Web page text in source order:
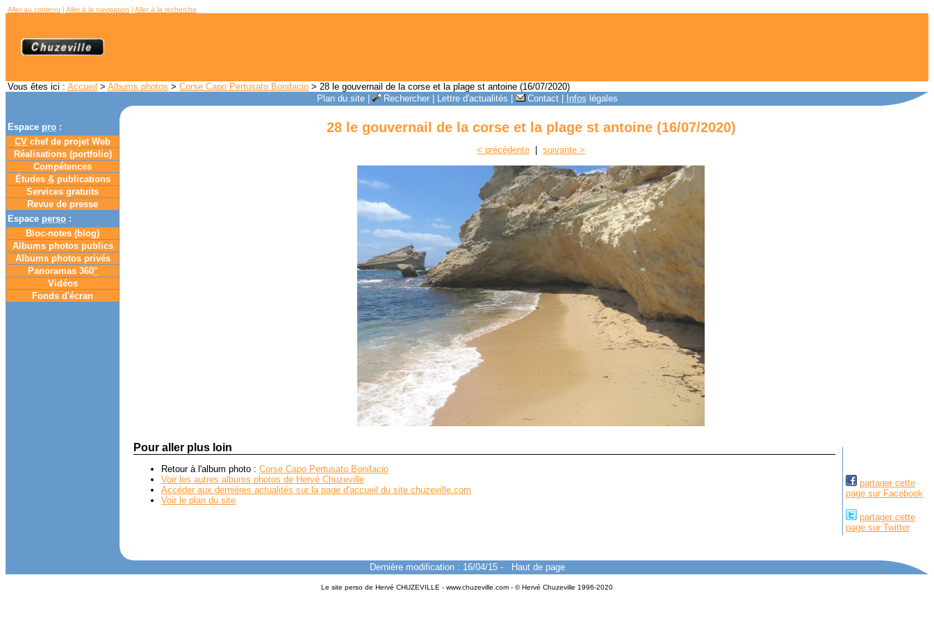
Aller au contenu | Aller à la navigation | Aller à la recherche
Vous êtes ici : Accueil > Albums photos > Corse Capo Pertusato Bonifacio > 28 le gouvernail de la corse et la plage st antoine (16/07/2020)
Plan du site| Rechercher| Lettre d'actualités Contact| Infos légales
Espace pro :
CV chef de projet Web
Réalisations (portfolio)
Compétences
Études &publications
Services gratuits
Revue de presse
Espace perso :
Bloc-notes (blog)
Albums photos publics
Albums photos privés
Panoramas 360°
Vidéos
Fonds d'écran
28 le gouvernail de la corse et la plage st antoine (16/07/2020)
< précédente suivante >
partager cette
page sur Facebook
partager cette
page sur Twitter
Pour aller plus loin
Retour à l'album photo : Corse Capo Pertusato Bonifacio
Voir les autres albums photos de Hervé Chuzeville
Accéder aux dernières actualités sur la page d'accueil du site chuzeville.com
Voir le plan du site
Dernière modification : 16/04/15- Haut de page
Le site perso de Hervé CHUZEVILLE - www.chuzeville.com - © Hervé Chuzeville 1996-2020